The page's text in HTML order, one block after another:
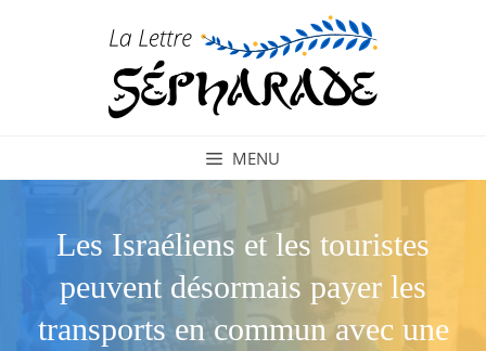
MENU
Les Israéliens et les touristes
peuvent désormais payer les
transports en commun avec une